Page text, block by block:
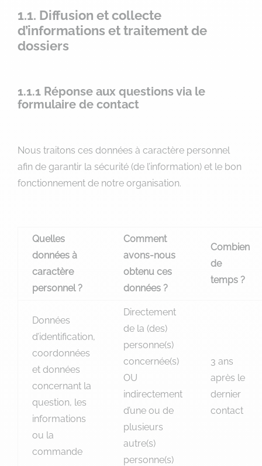
1.1. Diffusion et collecte
d’informations et traitement de
dossiers
1.1.1 Réponse aux questions via le
formulaire de contact
Nous traitons ces données à caractère personnel
afin de garantir la sécurité (de l’information) et le bon
fonctionnement de notre organisation.
Quelles
données à
caractère
personnel ?
Comment
avons-nous
obtenu ces
données ?
Combien
de
temps ?
Données
d’identification,
coordonnées
et données
concernant la
question, les
informations
ou la
commande
Directement
de la (des)
personne(s)
concernée(s)
OU
indirectement
d’une ou de
plusieurs
autre(s)
personne(s)
3 ans
après le
dernier
contact